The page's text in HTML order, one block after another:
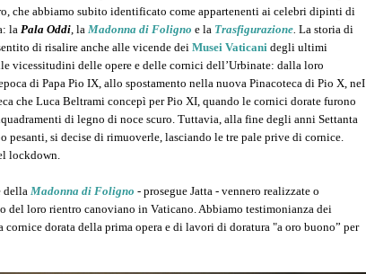
che abbiamo subito identificato come appartenenti ai celebri dipinti di
laPala Oddi, la Madonna di Foligno e la Trasfigurazione. La storia di
di risalire anche alle vicende deiMusei Vaticani degli ultimi
vicessitudini delle opere e delle cornici dell’Urbinate: dalla loro
di Papa Pio IX, allo spostamento nella nuova Pinacoteca di Pio X, neI
che Luca Beltrami concepì per Pio XI, quando le cornici dorate furono
di legno di noce scuro. Tuttavia, alla fine degli anni Settanta
pesanti, si decise di rimuoverle, lasciando le tre pale prive di cornice.
lockdown.
della Madonna di Foligno - prosegue Jatta - vennero realizzate o
del loro rientro canoviano in Vaticano. Abbiamo testimonianza dei
cornice dorata della prima opera e di lavori di doratura "a oro buono” per